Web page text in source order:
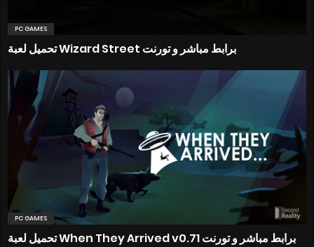
PC GAMES
تحميل لعبة Wizard Street برابط مباشر و تورنت
PC GAMES
تحميل لعبة When They Arrived v0.71 برابط مباشر و تورنت